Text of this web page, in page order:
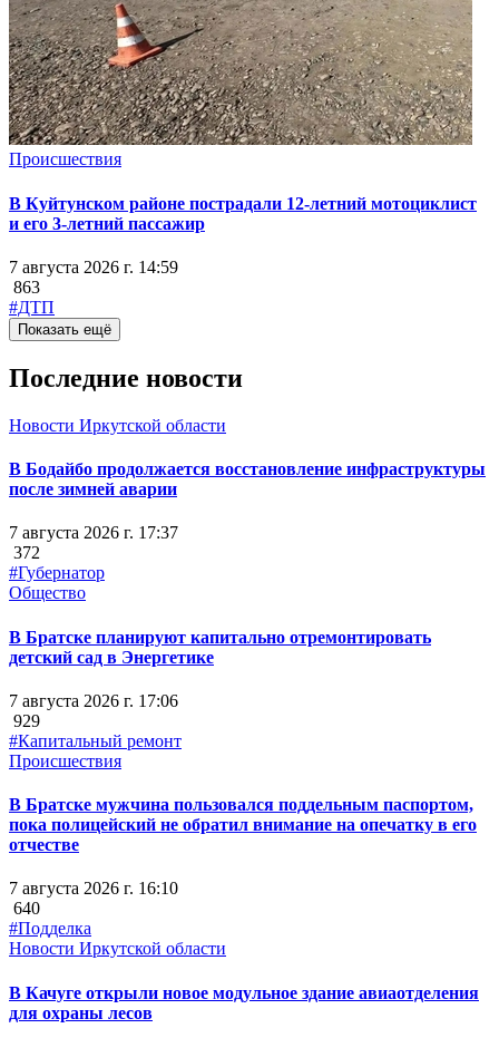
Происшествия
В Куйтунском районе пострадали 12-летний мотоциклист
и его 3-летний пассажир
7 августа 2026 г. 14:59
863
#ДТП
Показать ещё
Последние новости
Новости Иркутской области
В Бодайбо продолжается восстановление инфраструктуры
после зимней аварии
7 августа 2026 г. 17:37
372
#Губернатор
Общество
В Братске планируют капитально отремонтировать
детский сад в Энергетике
7 августа 2026 г. 17:06
929
#Капитальный ремонт
Происшествия
В Братске мужчина пользовался поддельным паспортом,
пока полицейский не обратил внимание на опечатку в его
отчестве
7 августа 2026 г. 16:10
640
#Подделка
Новости Иркутской области
В Качуге открыли новое модульное здание авиаотделения
для охраны лесов